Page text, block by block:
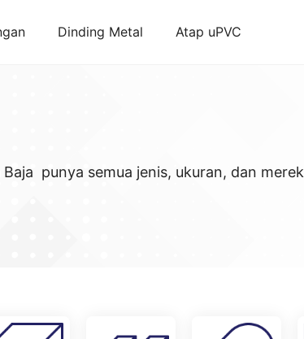
Dinding Metal Atap uPVC
punya semua jenis, ukuran, dan merek